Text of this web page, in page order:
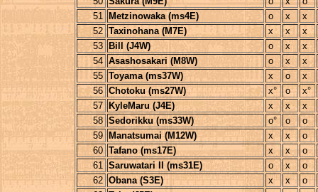
51
Metzinowaka (ms4E) o x
x
52 Taxinohana (M7E) x x
x
53
Bill (J4W) o x
x
54 Asashosakari (M8W) o x
x
55 Toyama (ms37W) x o
x
56 Chotoku (ms27W) x° o
x°
57
KyleMaru (J4E) x x
x
58 Sedorikku (ms33W) o° o
o
59
Manatsumai (M12W) x x
o
60 Tafano (ms17E) x x
o
61 Saruwatari II (ms31E) o x
o
62 Obana (S3E) x x
o